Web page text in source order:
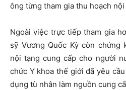
ông từng tham gia thu hoạch
Ngoài việc trực tiếp tham gia
sỹ Vương Quốc Kỳ còn chứng
nội tạng cung cấp cho người
chức Y khoa thế giới đã yêu
dụng tù nhân làm nguồn cung